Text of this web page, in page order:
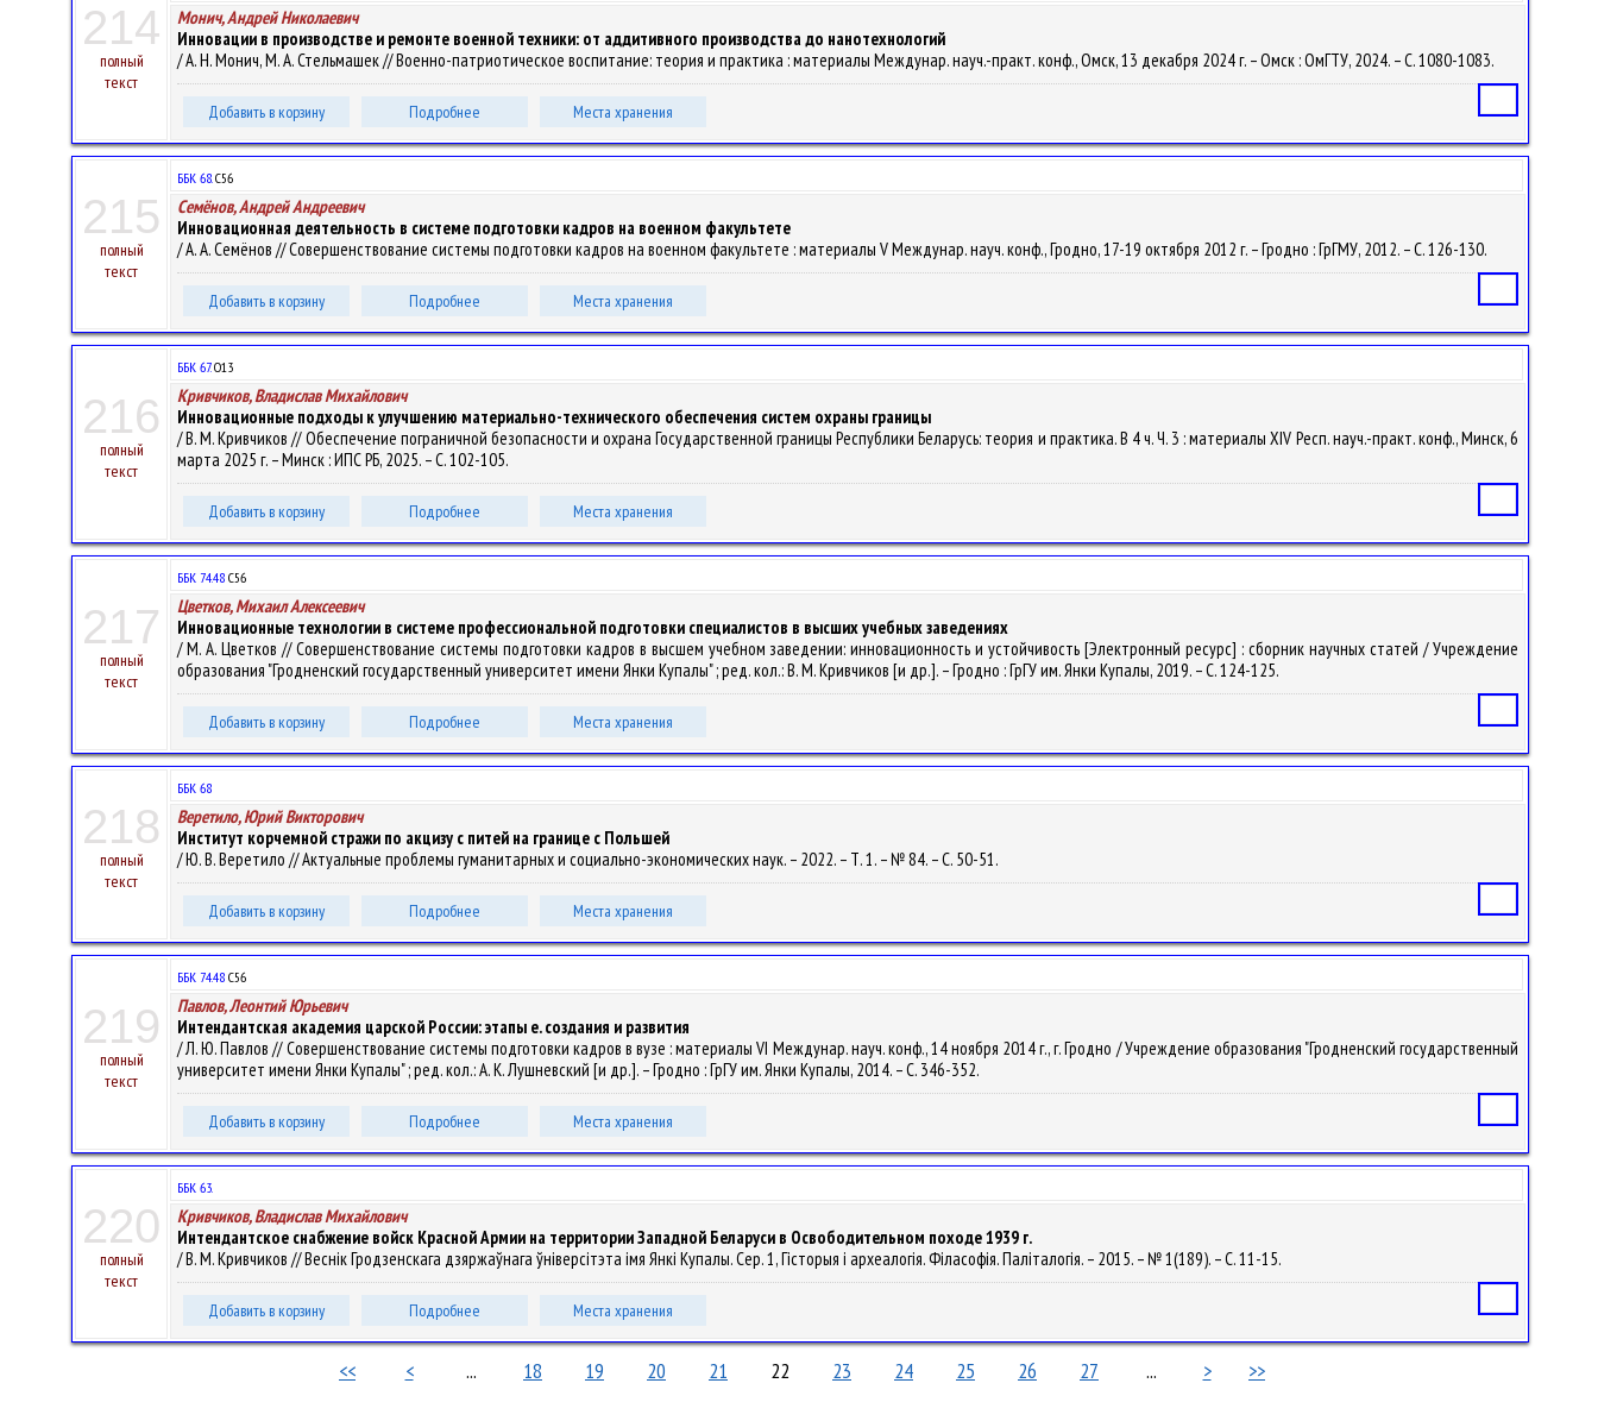
214
полный
текст
Монич, Андрей Николаевич
Инновации в производстве и ремонте военной техники: от аддитивного производства до нанотехнологий
/ А. Н. Монич, М. А. Стельмашек // Военно-патриотическое воспитание: теория и практика : материалы Междунар. науч.-практ. конф., Омск, 13 декабря 2024 г. – Омск : ОмГТУ, 2024. – С. 1080-1083.
Добавить в корзину Подробнее Места хранения
215
полный
текст
ББК 68.С56
Семёнов, Андрей Андреевич
Инновационная деятельность в системе подготовки кадров на военном факультете
/ А. А. Семёнов // Совершенствование системы подготовки кадров на военном факультете : материалы V Междунар. науч. конф., Гродно, 17-19 октября 2012 г. – Гродно : ГрГМУ, 2012. – С. 126-130.
Добавить в корзину Подробнее Места хранения
216
полный
текст
ББК 67.О13
Кривчиков, Владислав Михайлович
Инновационные подходы к улучшению материально-технического обеспечения систем охраны границы
/ В. М. Кривчиков // Обеспечение пограничной безопасности и охрана Государственной границы Республики Беларусь: теория и практика. В 4 ч. Ч. 3 : материалы ХIV Респ. науч.-практ. конф., Минск, 6
марта 2025 г. – Минск : ИПС РБ, 2025. – С. 102-105.
Добавить в корзину Подробнее Места хранения
217
полный
текст
ББК 74.48 С56
Цветков, Михаил Алексеевич
Инновационные технологии в системе профессиональной подготовки специалистов в высших учебных заведениях
/ М. А. Цветков // Совершенствование системы подготовки кадров в высшем учебном заведении: инновационность и устойчивость [Электронный ресурс] : сборник научных статей / Учреждение
образования "Гродненский государственный университет имени Янки Купалы" ; ред. кол.: В. М. Кривчиков [и др.]. – Гродно : ГрГУ им. Янки Купалы, 2019. – С. 124-125.
Добавить в корзину Подробнее Места хранения
218
полный
текст
ББК 68
Веретило, Юрий Викторович
Институт корчемной стражи по акцизу с питей на границе с Польшей
/ Ю. В. Веретило // Актуальные проблемы гуманитарных и социально-экономических наук. – 2022. – Т. 1. – № 84. – С. 50-51.
Добавить в корзину Подробнее Места хранения
219
полный
текст
ББК 74.48 С56
Павлов, Леонтий Юрьевич
Интендантская академия царской России: этапы е. создания и развития
/ Л. Ю. Павлов // Совершенствование системы подготовки кадров в вузе : материалы VI Междунар. науч. конф., 14 ноября 2014 г., г. Гродно / Учреждение образования "Гродненский государственный
университет имени Янки Купалы" ; ред. кол.: А. К. Лушневский [и др.]. – Гродно : ГрГУ им. Янки Купалы, 2014. – С. 346-352.
Добавить в корзину Подробнее Места хранения
220
полный
текст
ББК 63.
Кривчиков, Владислав Михайлович
Интендантское снабжение войск Красной Армии на территории Западной Беларуси в Освободительном походе 1939 г.
/ В. М. Кривчиков // Веснік Гродзенскага дзяржаўнага ўніверсітэта імя Янкі Купалы. Сер. 1, Гісторыя і археалогія. Філасофія. Паліталогія. – 2015. – № 1(189). – С. 11-15.
Добавить в корзину Подробнее Места хранения
<< < ... 18 19 20 21 22 23 24 25 26 27 ... > >>